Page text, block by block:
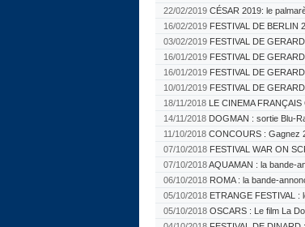
22/02/2019 CÉSAR 2019: le
16/02/2019 FESTIVAL DE BERLIN
03/02/2019 FESTIVAL DE
16/01/2019 FESTIVAL DE
16/01/2019 FESTIVAL DE
10/01/2019 FESTIVAL DE
18/11/2018 LE CINEMA
14/11/2018 DOGMAN : sortie Blu-
11/10/2018 CONCOURS : Gagnez
07/10/2018 FESTIVAL WAR ON
07/10/2018AQUAMAN : la bande-
06/10/2018 ROMA : la bande-
05/10/2018 ETRANGE FESTIVAL :
05/10/2018 OSCARS : Le film La